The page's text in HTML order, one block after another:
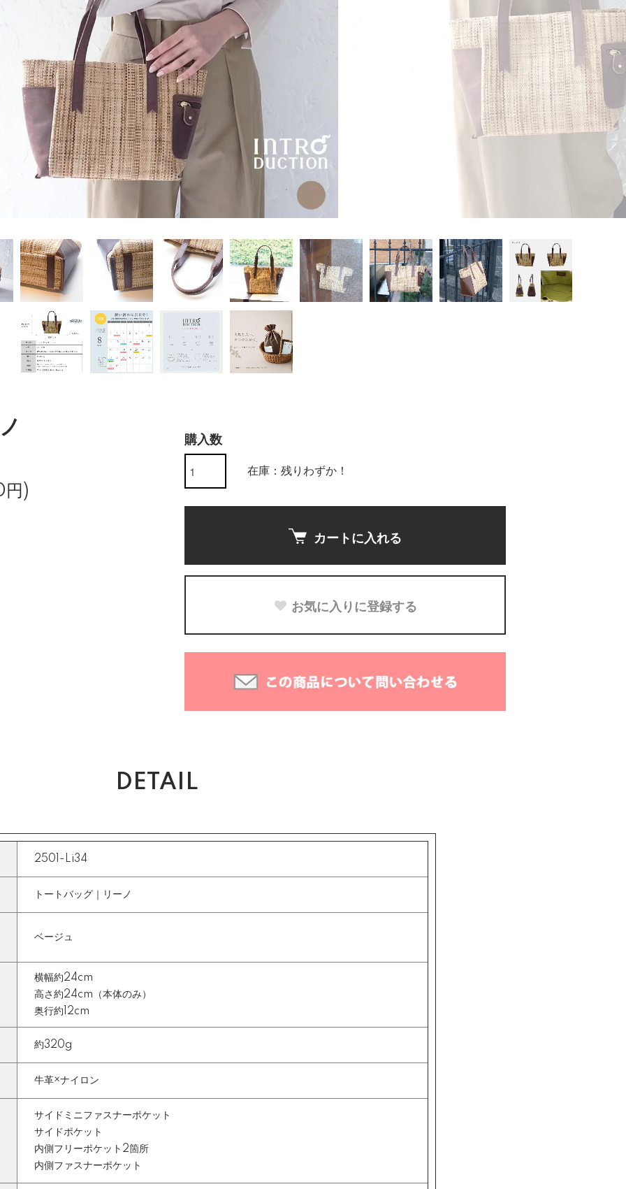
)
購入数
在庫：残りわずか！
カートに入れる
お気に入りに登録する
DETAIL
2501-Li34
トートバッグ｜リーノ
ベージュ
横幅約24cm
高さ約24cm（本体のみ）
奥行約12cm
約320g
牛革×ナイロン
サイドミニファスナーポケット
サイドポケット
内側フリーポケット2箇所
内側ファスナーポケット